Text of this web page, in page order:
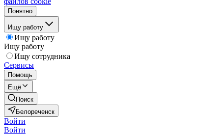
Понятно
Ищу работу
Ищу работу
Ищу работу
Ищу сотрудника
Сервисы
Помощь
Ещё
Поиск
Белореченск
Войти
Войти